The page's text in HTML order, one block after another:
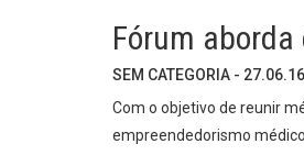
Fórum
SEM CATEGORIA - 27.06.16
Com o objetivo de reunir
empreendedorismo